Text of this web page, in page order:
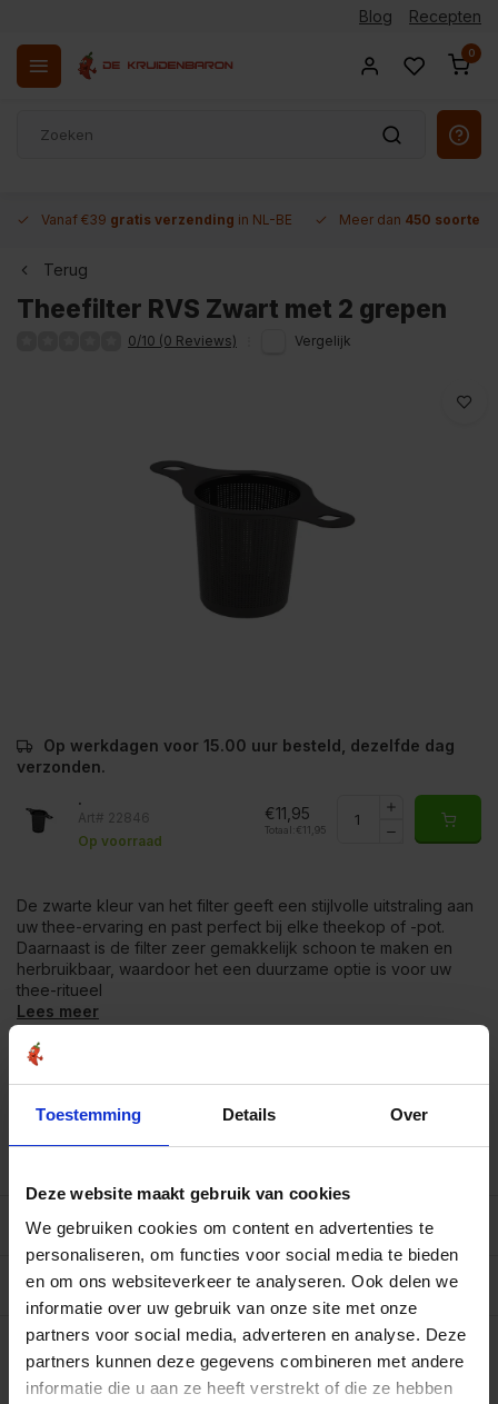
Toestemming Details Over
Deze website maakt gebruik van cookies
We gebruiken cookies om content en advertenties te
personaliseren, om functies voor social media te bieden
en om ons websiteverkeer te analyseren. Ook delen we
informatie over uw gebruik van onze site met onze
partners voor social media, adverteren en analyse. Deze
partners kunnen deze gegevens combineren met andere
informatie die u aan ze heeft verstrekt of die ze hebben
Blog Recepten
0
Vanaf €39 gratis verzending in NL-BE Meer dan 450 soorten
Terug
Theefilter RVS Zwart met 2 grepen
0/10 (0 Reviews) Vergelijk
Op werkdagen voor 15.00 uur besteld, dezelfde dag
verzonden.
.
Art# 22846
Op voorraad
€11,95
Totaal: €11,95
De zwarte kleur van het filter geeft een stijlvolle uitstraling aan
uw thee-ervaring en past perfect bij elke theekop of -pot.
Daarnaast is de filter zeer gemakkelijk schoon te maken en
herbruikbaar, waardoor het een duurzame optie is voor uw
thee-ritueel
Lees meer
Meer dan450 soorten op voorraad
Betrouwbaaronline winkelen
Beschrijving
Reviews 0/10
Op werkdagen voor 15.00 uur besteld, dezelfde dag
verzonden.
Art# 22846
€11,95